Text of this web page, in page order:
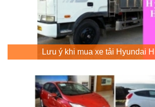
Lưu ý khi mua xe tải Hyundai